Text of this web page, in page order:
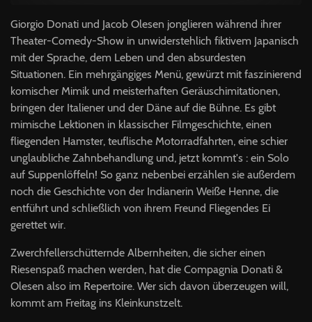
Giorgio Donati und Jacob Olesen jonglieren während ihrer
Theater-Comedy-Show in unwiderstehlich fiktivem Japanisch
mit der Sprache, dem Leben und den absurdesten
Situationen. Ein mehrgängiges Menü, gewürzt mit faszinierend
komischer Mimik und meisterhaften Geräuschimitationen,
bringen der Italiener und der Däne auf die Bühne. Es gibt
mimische Lektionen in klassischer Filmgeschichte, einen
fliegenden Hamster, teuflische Motorradfahrten, eine schier
unglaubliche Zahnbehandlung und, jetzt kommt's : ein Solo
auf Suppenlöffeln! So ganz nebenbei erzählen sie außerdem
noch die Geschichte von der Indianerin Weiße Henne, die
entführt und schließlich von ihrem Freund Fliegendes Ei
gerettet wir.
Zwerchfellerschütternde Albernheiten, die sicher einen
Riesenspaß machen werden, hat die Compagnia Donati &
Olesen also im Repertoire. Wer sich davon überzeugen will,
kommt am Freitag ins Kleinkunstzelt.